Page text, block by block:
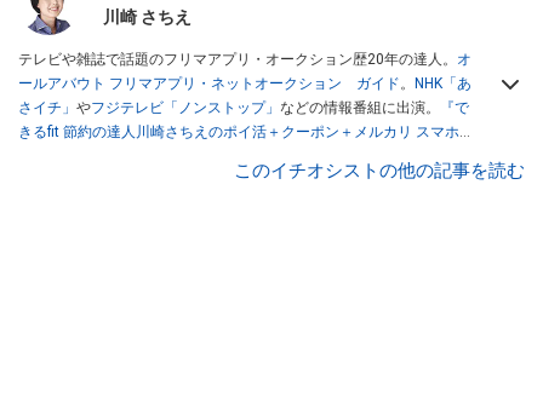
川崎 さちえ
テレビや雑誌で話題のフリマアプリ・オークション歴20年の達人。 オ
ールアバウト フリマアプリ・ネットオークション ガイド。
NHK「あ
さイチ」 やフジテレビ「ノンストップ」 などの情報番組に出演。
『で
きるfit 節約の達人川崎さちえのポイ活＋クーポン＋メルカリ スマホで
スマホ1つでスキマ時間に効率的に稼ぐ！』（翔泳社刊） ほか著書多
このイチオシストの他の記事を読む